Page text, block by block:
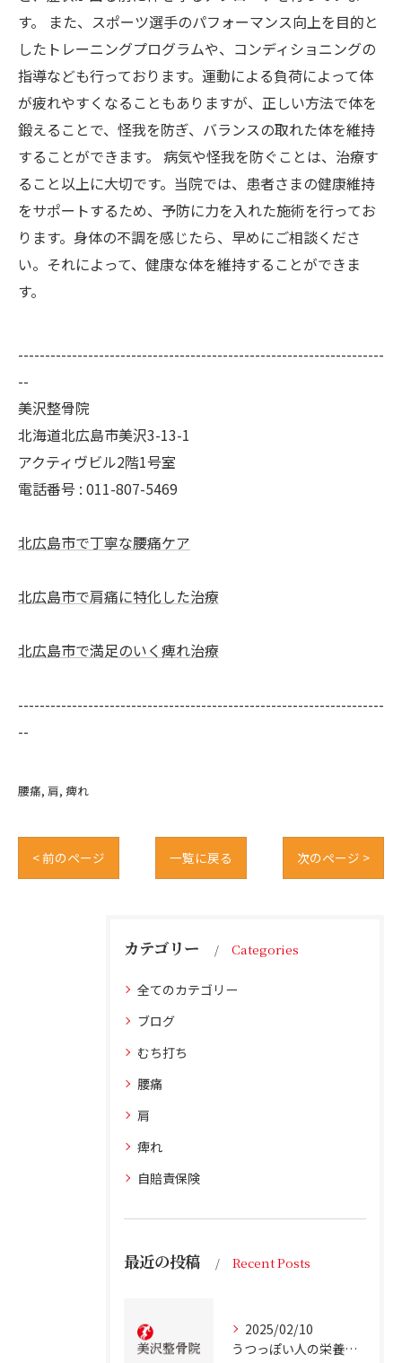
す。 また、スポーツ選手のパフォーマンス向上を目的と
したトレーニングプログラムや、コンディショニングの
指導なども行っております。運動による負荷によって体
が疲れやすくなることもありますが、正しい方法で体を
鍛えることで、怪我を防ぎ、バランスの取れた体を維持
することができます。 病気や怪我を防ぐことは、治療す
ること以上に大切です。当院では、患者さまの健康維持
をサポートするため、予防に力を入れた施術を行ってお
ります。身体の不調を感じたら、早めにご相談くださ
い。それによって、健康な体を維持することができま
す。
--------------------------------------------------------------------
--
美沢整骨院
北海道北広島市美沢3-13-1
アクティヴビル2階1号室
電話番号 : 011-807-5469
北広島市で丁寧な腰痛ケア
北広島市で肩痛に特化した治療
北広島市で満足のいく痺れ治療
--------------------------------------------------------------------
--
腰痛 肩 痺れ
< 前のページ 一覧に戻る 次のページ >
カテゴリー Categories
全てのカテゴリー
ブログ
むち打ち
腰痛
肩
痺れ
自賠責保険
最近の投稿 Recent Posts
2025/02/10
うつっぽい人の栄養状態